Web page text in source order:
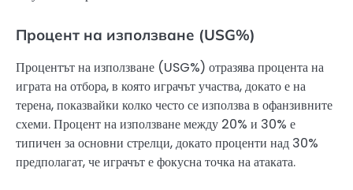
Процент на използване (USG%)
Процентът на използване (USG%) отразява процента на
играта на отбора, в която играчът участва, докато е на
терена, показвайки колко често се използва в офанзивните
схеми. Процент на използване между 20% и 30% е
типичен за основни стрелци, докато проценти над 30%
предполагат, че играчът е фокусна точка на атаката.